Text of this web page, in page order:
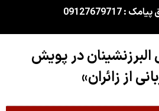
09127679717
در پویش
از زائران»